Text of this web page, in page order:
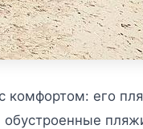
комфортом: его